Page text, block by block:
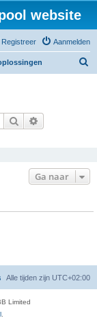
website
Aanmelden
Registreer
Zoek
Ga naar
Alle tijden zijn UTC+02:00
Limited